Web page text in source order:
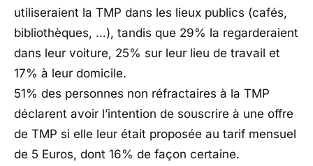
utiliseraient la TMP dans les lieux publics (cafés,
bibliothèques, …), tandis que 29% la regarderaient
dans leur voiture, 25% sur leur lieu de travail et
17% à leur domicile.
51% des personnes non réfractaires à la TMP
déclarent avoir l’intention de souscrire à une offre
de TMP si elle leur était proposée au tarif mensuel
de 5 Euros, dont 16% de façon certaine.